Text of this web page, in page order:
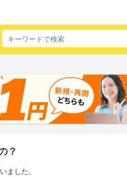
？
ました。